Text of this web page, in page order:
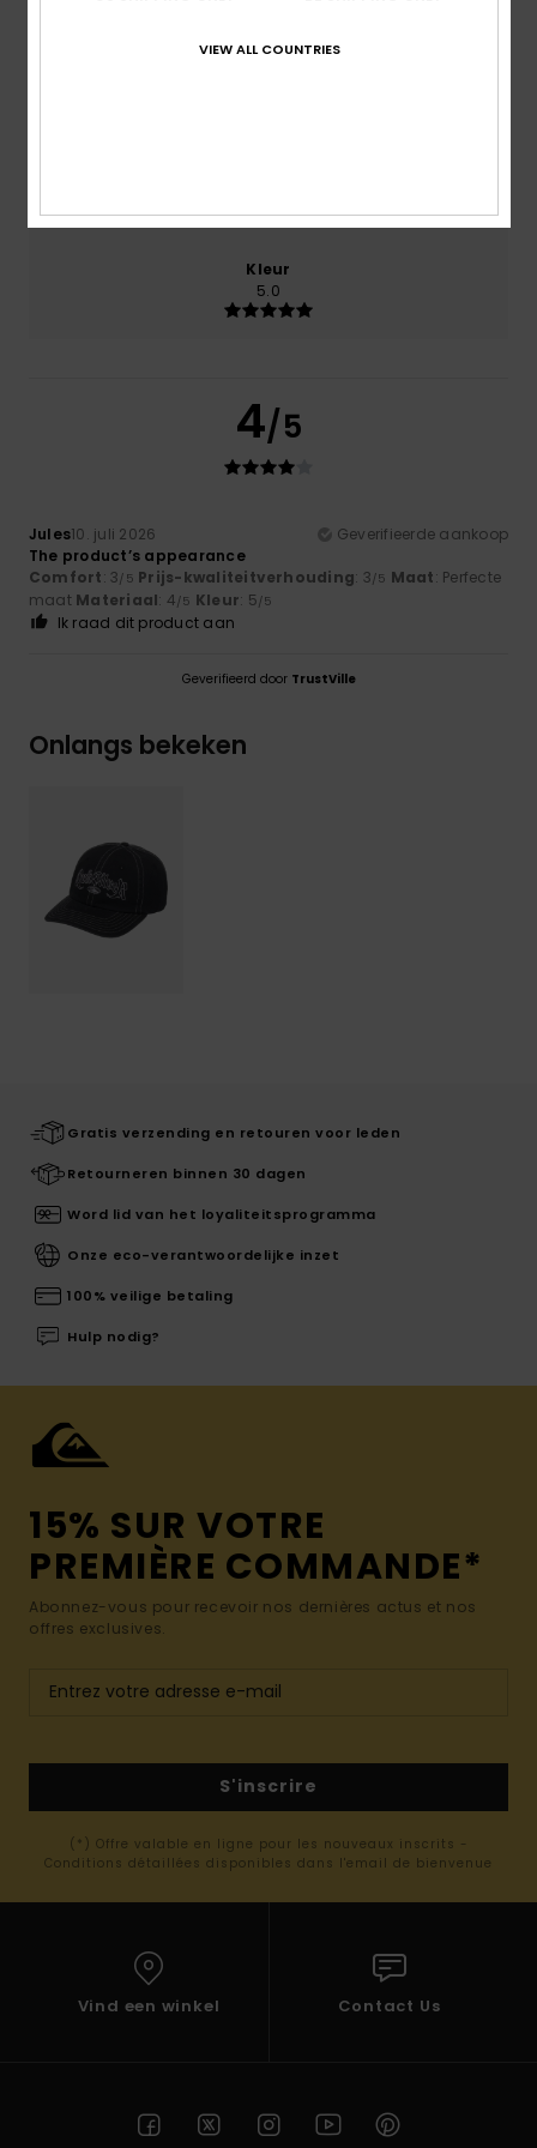
Kleur
5.0
4/5
Jules10. juli 2026
Geverifieerde aankoop
The product’s appearance
Comfort: 3/5 Prijs-kwaliteitverhouding: 3/5 Maat: Perfecte
maat Materiaal: 4/5 Kleur: 5/5
Ik raad dit product aan
Geverifieerd door TrustVille
Onlangs bekeken
Gratis verzending en retouren voor leden
Retourneren binnen 30 dagen
Word lid van het loyaliteitsprogramma
Onze eco-verantwoordelijke inzet
100% veilige betaling
Hulp nodig?
15% SUR VOTRE
PREMIÈRE COMMANDE*
Abonnez-vous pour recevoir nos dernières actus et nos
offres exclusives.
S'inscrire
(*) Offre valable en ligne pour les nouveaux inscrits -
Conditions détaillées disponibles dans l'email de bienvenue
Vind een winkel Contact Us
VIEW ALL COUNTRIES